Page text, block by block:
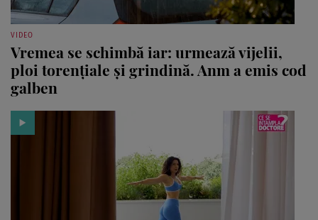
VIDEO
Vremea se schimbă iar: urmează vijelii,
ploi torențiale și grindină. Anm a emis cod
galben